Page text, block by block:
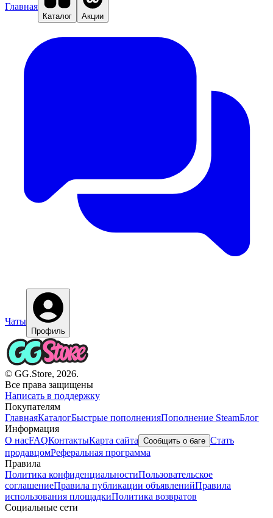
Главная
Каталог Акции
Чаты
Профиль
© GG.Store, 2026.
Все права защищены
Написать в поддержку
Покупателям
ГлавнаяКаталогБыстрые пополненияПополнение SteamБлог
Информация
О насFAQКонтактыКарта сайта Сообщить о баге Стать
продавцомРеферальная программа
Правила
Политика конфиденциальностиПользовательское
соглашениеПравила публикации объявленийПравила
использования площадкиПолитика возвратов
Социальные сети